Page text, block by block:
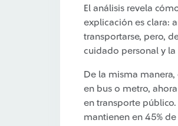
El análisis revela
explicación es clara:
transportarse, pero,
cuidado personal y la
De la misma
en bus o metro,
en transporte
mantienen en 45%